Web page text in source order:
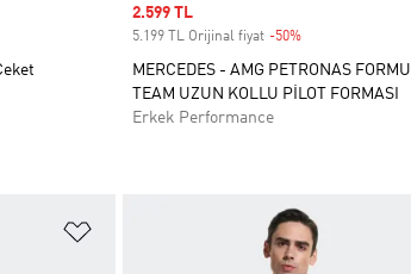
Sale price
2.599 TL
5.199 TL Orijinal fiyat -50%
MERCEDES - AMG PETRONAS
TEAM UZUN KOLLU PİLOT FORMASI
Erkek Performance
Favori Listesine Ekle